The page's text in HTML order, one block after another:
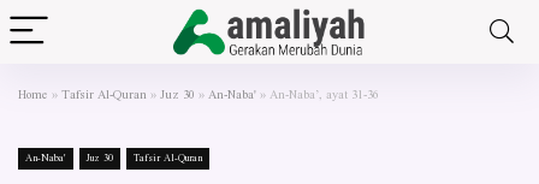
Home»Tafsir Al-Quran»Juz 30»An-Naba'»An-Naba’, ayat 31-36
An-Naba' Juz 30 Tafsir Al-Quran